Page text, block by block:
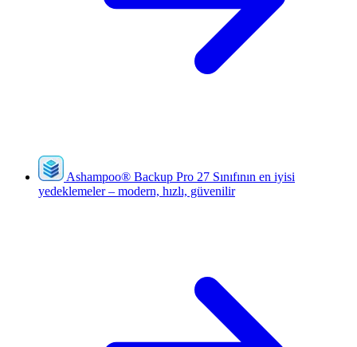
Ashampoo® Backup Pro 27 Sınıfının en iyisi
yedeklemeler – modern, hızlı, güvenilir